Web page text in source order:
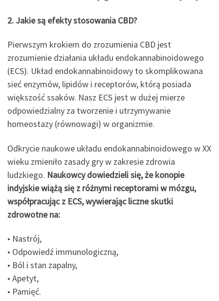
2. Jakie są efekty stosowania CBD?
Pierwszym krokiem do zrozumienia CBD jest
zrozumienie działania układu endokannabinoidowego
(ECS). Układ endokannabinoidowy to skomplikowana
sieć enzymów, lipidów i receptorów, którą posiada
większość ssaków. Nasz ECS jest w dużej mierze
odpowiedzialny za tworzenie i utrzymywanie
homeostazy (równowagi) w organizmie.
Odkrycie naukowe układu endokannabinoidowego w XX
wieku zmieniło zasady gry w zakresie zdrowia
ludzkiego. Naukowcy dowiedzieli się, że konopie
indyjskie wiążą się z różnymi receptorami w mózgu,
współpracując z ECS, wywierając liczne skutki
zdrowotne na:
• Nastrój,
• Odpowiedź immunologiczną,
• Ból i stan zapalny,
• Apetyt,
• Pamięć.